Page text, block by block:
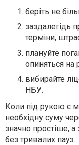
беріть не
заздалегідь
терміни,
плануйте
опиняться на
вибирайте
НБУ.
Коли під рукою є
необхідну суму
значно простіше,
без тривалих пауз.